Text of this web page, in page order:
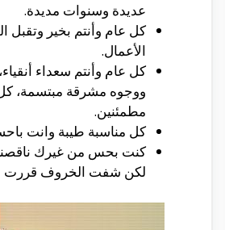
عديدة وسنوات مديدة.
كل عام وأنتم بخير وتقبل
الأعمال.
كل عام وأنتم سعداء
ووجوه مشرقة مبتسمة، كل
مطمئنين.
كل مناسبة طيبة وانت
كنت بحس من غيرك
لكن شفت الخروف قررت